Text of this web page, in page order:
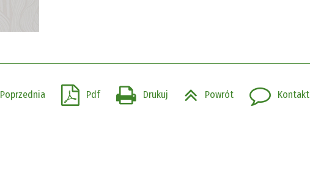
Poprzednia Pdf Drukuj Powrót Kontakt